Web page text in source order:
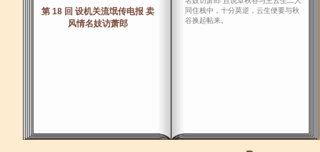
第 18 回 设机关流氓传电报 卖
风情名妓访萧郎
同住栈中，十分莫逆，云生便要与秋
谷换起帖来。